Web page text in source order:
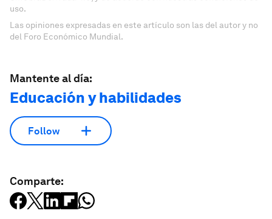
uso.
Las opiniones expresadas en este artículo son las del autor y no
del Foro Económico Mundial.
Mantente al día:
Educación y habilidades
Follow
Comparte: